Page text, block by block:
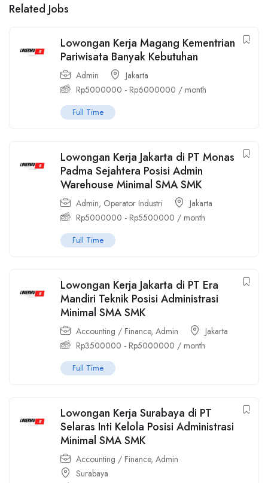
Related Jobs
Lowongan Kerja Magang Kementrian
Pariwisata Banyak Kebutuhan
Admin
Jakarta
Rp5000000 - Rp6000000 / month
Full Time
Lowongan Kerja Jakarta di PT Monas
Padma Sejahtera Posisi Admin
Warehouse Minimal SMA SMK
Admin, Operator Industri
Jakarta
Rp5000000 - Rp5500000 / month
Full Time
Lowongan Kerja Jakarta di PT Era
Mandiri Teknik Posisi Administrasi
Minimal SMA SMK
Accounting / Finance, Admin
Jakarta
Rp3500000 - Rp5000000 / month
Full Time
Lowongan Kerja Surabaya di PT
Selaras Inti Kelola Posisi Administrasi
Minimal SMA SMK
Accounting / Finance, Admin
Surabaya